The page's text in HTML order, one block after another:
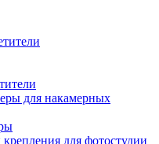
для накамерных
для фотостудии